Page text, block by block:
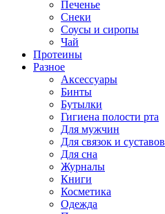
Печенье
Снеки
Соусы и сиропы
Чай
Протеины
Разное
Аксессуары
Бинты
Бутылки
Гигиена полости рта
Для мужчин
Для связок и суставов
Для сна
Журналы
Книги
Косметика
Одежда